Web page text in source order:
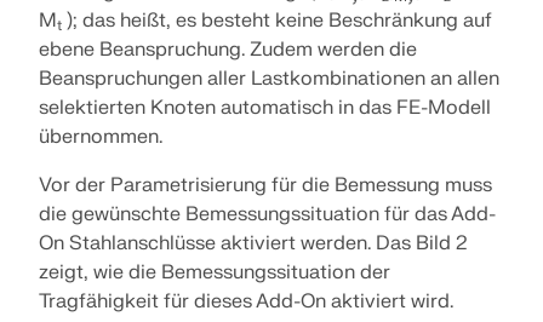
Ihr Tor zur parametrischen Modellierung und
Automatisierung
API entdecken
API Dokumentation
Index
Erste Schritte
Anwendungen
Mt ); das heißt, es besteht keine Beschränkung auf
ebene Beanspruchung. Zudem werden die
Beanspruchungen aller Lastkombinationen an allen
selektierten Knoten automatisch in das FE-Modell
übernommen.
Vor der Parametrisierung für die Bemessung muss
die gewünschte Bemessungssituation für das Add-
On Stahlanschlüsse aktiviert werden. Das Bild 2
zeigt, wie die Bemessungssituation der
Tragfähigkeit für dieses Add-On aktiviert wird.